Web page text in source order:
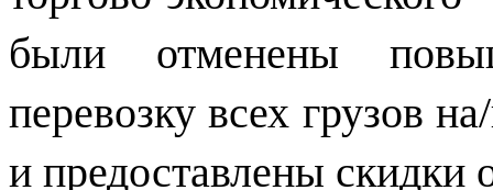
были отменены
перевозку всех грузов
и предоставлены скидки